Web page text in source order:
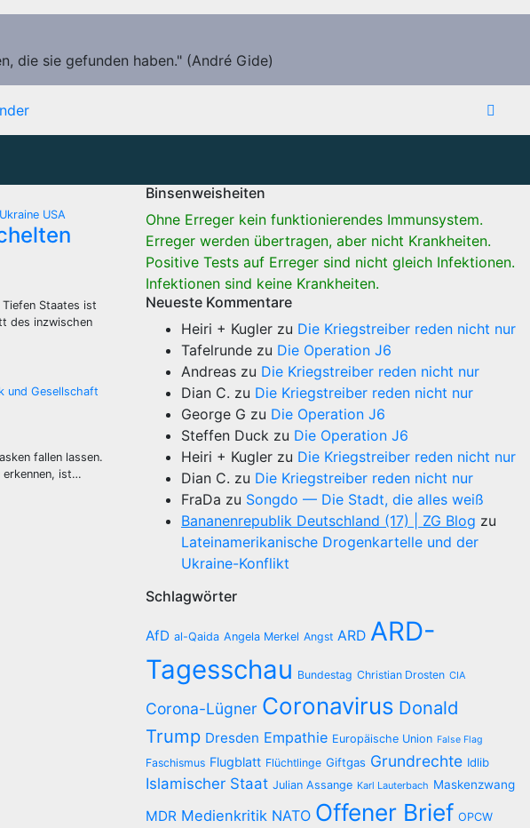
die sie gefunden haben." (André Gide)
Ukraine USA
Staates ist
des inzwischen
und Gesellschaft
fallen lassen.
erkennen, ist…
Binsenweisheiten
Ohne Erreger kein funktionierendes Immunsystem.
Erreger werden übertragen, aber nicht Krankheiten.
Positive Tests auf Erreger sind nicht gleich Infektionen.
Infektionen sind keine Krankheiten.
Neueste Kommentare
Heiri + Kugler zu Die Kriegstreiber reden nicht nur
Tafelrunde zu Die Operation J6
Andreas zu Die Kriegstreiber reden nicht nur
Dian C. zu Die Kriegstreiber reden nicht nur
George G zu Die Operation J6
Steffen Duck zu Die Operation J6
Heiri + Kugler zu Die Kriegstreiber reden nicht nur
Dian C. zu Die Kriegstreiber reden nicht nur
FraDa zu Songdo — Die Stadt, die alles weiß
Bananenrepublik Deutschland (17) | ZG Blog zu
Lateinamerikanische Drogenkartelle und der
Ukraine-Konflikt
Schlagwörter
AfD al-Qaida Angela Merkel Angst ARD ARD-
Tagesschau Bundestag Christian Drosten CIA
Corona-Lügner Coronavirus Donald
Trump Dresden Empathie Europäische Union False Flag
Faschismus Flugblatt Flüchtlinge Giftgas Grundrechte Idlib
Islamischer Staat Julian Assange Karl Lauterbach Maskenzwang
MDR Medienkritik NATO Offener Brief OPCW